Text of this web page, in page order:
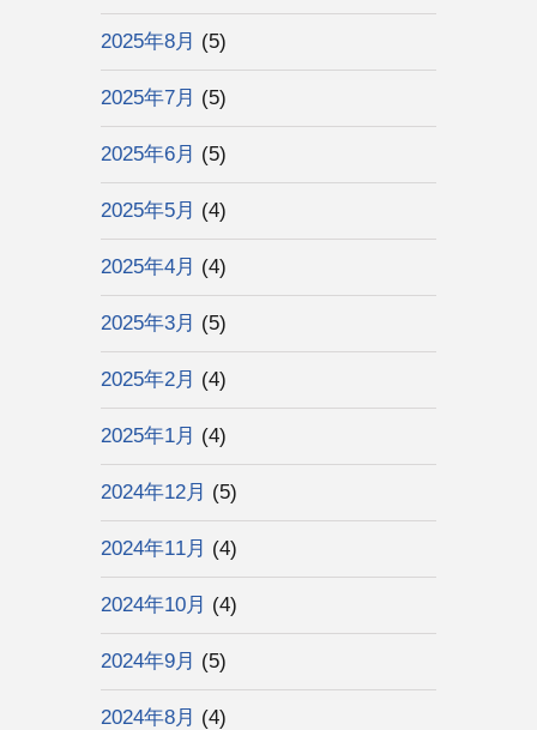
2025年8月 (5)
2025年7月 (5)
2025年6月 (5)
2025年5月 (4)
2025年4月 (4)
2025年3月 (5)
2025年2月 (4)
2025年1月 (4)
2024年12月 (5)
2024年11月 (4)
2024年10月 (4)
2024年9月 (5)
2024年8月 (4)